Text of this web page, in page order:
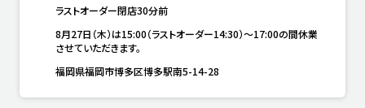
ラストオーダー閉店30分前
8月27日（木）は15:00（ラストオーダー14:30）～17:00の間休業
させていただきます。
福岡県福岡市博多区博多駅南5-14-28